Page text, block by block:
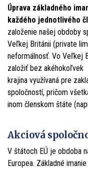
Úprava základného
každého jednotlivého
založenie našej obdoby
Veľkej Británii (private
neformálnosť. Vo Veľkej
založiť bez akéhokoľvek
krajina využívaná pre
spoločností, pričom
inom členskom štáte
Akciová
V štátoch EÚ je obdoba
Europea. Základné